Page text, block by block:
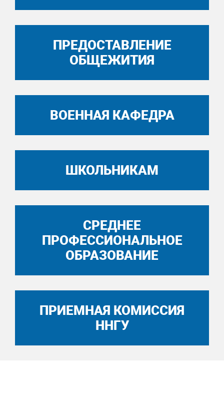
ПРЕДОСТАВЛЕНИЕ
ОБЩЕЖИТИЯ
ВОЕННАЯ КАФЕДРА
ШКОЛЬНИКАМ
СРЕДНЕЕ
ПРОФЕССИОНАЛЬНОЕ
ОБРАЗОВАНИЕ
ПРИЕМНАЯ КОМИССИЯ
ННГУ